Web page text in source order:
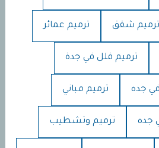
ترميم شقق ترميم عمائر
ترميم فلل في جدة
جده ترميم مباني
جده ترميم وتشطيب